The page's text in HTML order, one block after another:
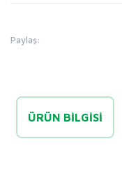
Paylaş:
ÜRÜN BILGISI